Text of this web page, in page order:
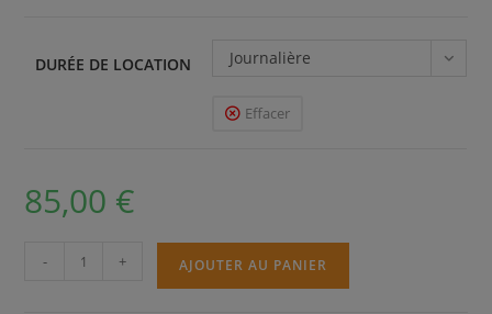
DURÉE DE LOCATION Journalière
Effacer
85,00 €
quantité
- + AJOUTER AU PANIER